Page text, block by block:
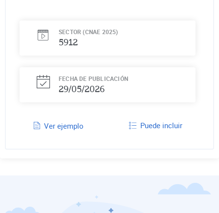
SECTOR (CNAE 2025)
5912
FECHA DE PUBLICACIÓN
29/05/2026
Ver ejemplo Puede incluir